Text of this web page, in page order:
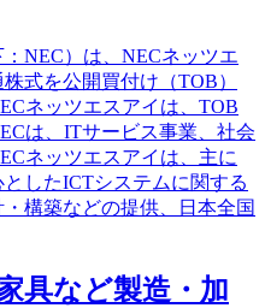
NEC）は、NECネッツエ
式を公開買付け（TOB）
ネッツエスアイは、TOB
は、ITサービス事業、社会
ネッツエスアイは、主に
したICTシステムに関する
構築などの提供、日本全国
具など製造・加